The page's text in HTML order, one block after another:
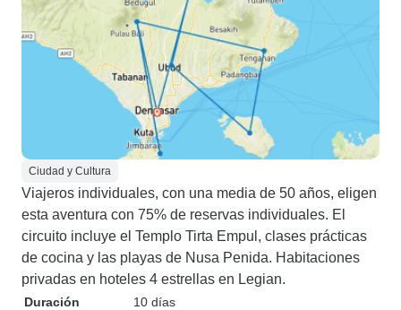
Ciudad y Cultura
Viajeros individuales, con una media de 50 años, eligen
esta aventura con 75% de reservas individuales. El
circuito incluye el Templo Tirta Empul, clases prácticas
de cocina y las playas de Nusa Penida. Habitaciones
privadas en hoteles 4 estrellas en Legian.
Duración
10 días